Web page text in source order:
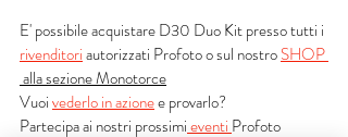
E' possibile acquistare D30 Duo Kit presso tutti i
rivenditori autorizzati Profoto o sul nostro SHOP
alla sezione Monotorce
Vuoi vederlo in azione e provarlo?
Partecipa ai nostri prossimi eventiProfoto